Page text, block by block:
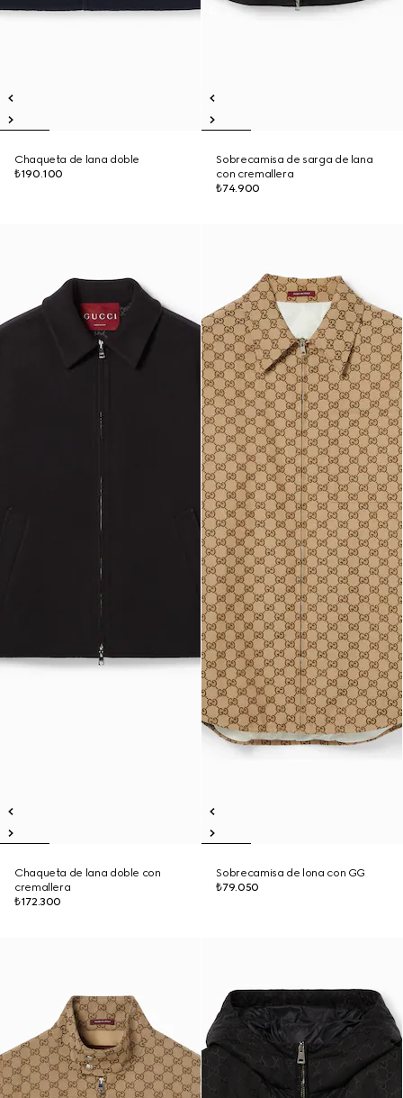
Chaqueta de lana doble
₺190.100
Sobrecamisa de sarga de lana
con cremallera
₺74.900
Chaqueta de lana doble con
cremallera
₺172.300
Sobrecamisa de lona con GG
₺79.050